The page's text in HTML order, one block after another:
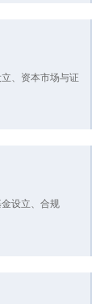
、资本市场与证
设立、合规